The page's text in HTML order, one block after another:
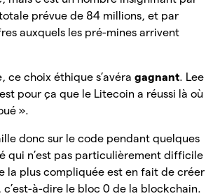
prévue de 84 millions, et par
auxquels les pré-mines arrivent
ce choix éthique s’avéra gagnant. Lee
pour ça que le Litecoin a réussi là où
».
donc sur le code pendant quelques
qui n’est pas particulièrement difficile
la plus compliquée est en fait de créer
, c’est-à-dire le bloc 0 de la blockchain.